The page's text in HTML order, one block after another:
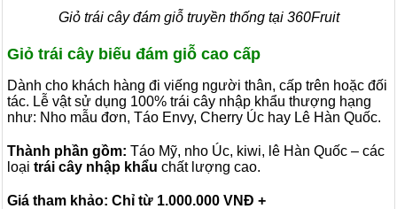
Giỏ trái cây đám giỗ truyền thống tại 360Fruit
Giỏ trái cây biếu đám giỗ cao cấp
Dành cho khách hàng đi viếng người thân, cấp trên hoặc đối
tác. Lễ vật sử dụng 100% trái cây nhập khẩu thượng hạng
như: Nho mẫu đơn, Táo Envy, Cherry Úc hay Lê Hàn Quốc.
Thành phần gồm: Táo Mỹ, nho Úc, kiwi, lê Hàn Quốc – các
loại trái cây nhập khẩu chất lượng cao.
Giá tham khảo: Chỉ từ 1.000.000 VNĐ +